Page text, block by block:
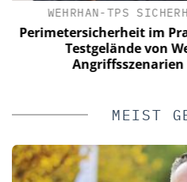
WEHRHAN-TPS
Perimetersicherheit im
Testgelände von
MEIST